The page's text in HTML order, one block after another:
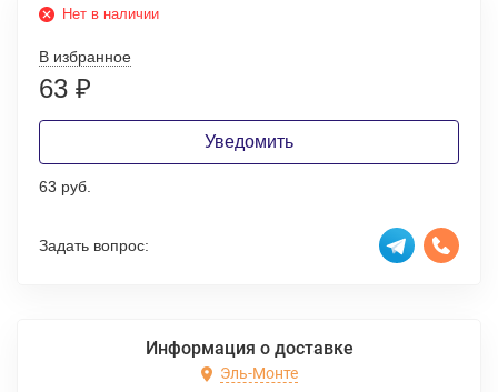
Нет в наличии
В избранное
63 ₽
Уведомить
63 руб.
Задать вопрос:
Информация о доставке
Эль-Монте